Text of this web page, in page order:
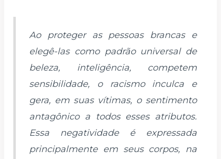
Ao proteger as pessoas brancas e
elegê-las como padrão universal de
beleza, inteligência, competem
sensibilidade, o racismo inculca e
gera, em suas vítimas, o sentimento
antagônico a todos esses atributos.
Essa negatividade é expressada
principalmente em seus corpos, na